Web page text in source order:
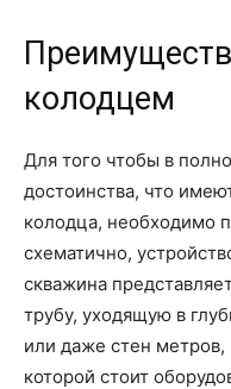
колодцем
Для того чтобы в
достоинства, что
колодца, необходимо
схематично,
скважина
трубу, уходящую в
или даже стен
которой стоит